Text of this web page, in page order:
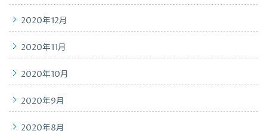
2020年12月
2020年11月
2020年10月
2020年9月
2020年8月